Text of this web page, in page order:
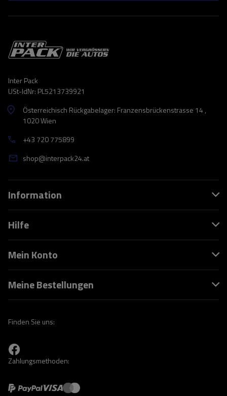
Inter Pack
USt-IdNr: PL5213739921
Österreichisch Rückgabelager: Franzensbrückenstrasse 14 ,
1020 Wien
+43 720 775899
shop@interpack24.at
Information
Hilfe
Mein Konto
Meine Bestellungen
Finden Sie uns:
Zahlungsmethoden: